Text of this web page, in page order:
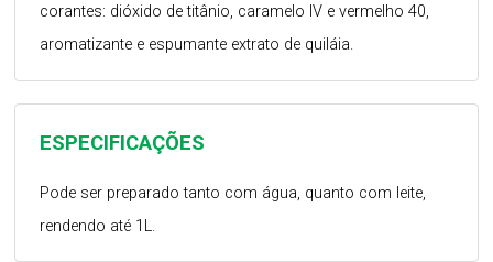
ESPECIFICAÇÕES
Pode ser preparado tanto com água, quanto com leite,
rendendo até 1L.
corantes: dióxido de titânio, caramelo IV e vermelho 40,
aromatizante e espumante extrato de quiláia.